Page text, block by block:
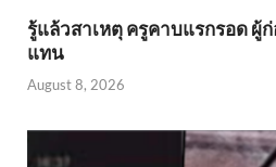
รู้แล้วสาเหตุ ครูคาบแรกรอด ผู้
แทน
August 8, 2026